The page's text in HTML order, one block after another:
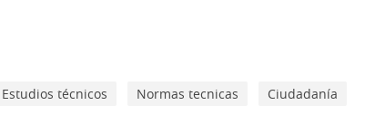
Estudios técnicos Normas tecnicas Ciudadanía